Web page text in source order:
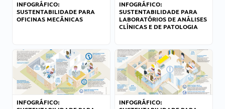
INFOGRÁFICO:
SUSTENTABILIDADE PARA
OFICINAS MECÂNICAS
INFOGRÁFICO:
SUSTENTABILIDADE PARA
LABORATÓRIOS DE ANÁLISES
CLÍNICAS E DE PATOLOGIA
INFOGRÁFICO:
INFOGRÁFICO: